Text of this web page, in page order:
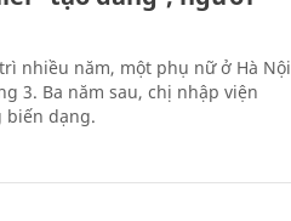
nhiều năm, một phụ nữ ở Hà Nội
3. Ba năm sau, chị nhập viện
biến dạng.